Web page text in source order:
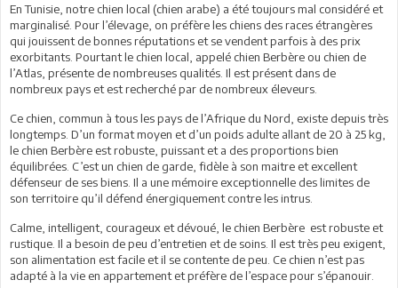
En Tunisie, notre chien local (chien arabe) a été toujours mal considéré et
marginalisé. Pour l’élevage, on préfère les chiens des races étrangères
qui jouissent de bonnes réputations et se vendent parfois à des prix
exorbitants. Pourtant le chien local, appelé chien Berbère ou chien de
l’Atlas, présente de nombreuses qualités. Il est présent dans de
nombreux pays et est recherché par de nombreux éleveurs.
Ce chien, commun à tous les pays de l’Afrique du Nord, existe depuis très
longtemps. D’un format moyen et d’un poids adulte allant de 20 à 25 kg,
le chien Berbère est robuste, puissant et a des proportions bien
équilibrées. C’est un chien de garde, fidèle à son maitre et excellent
défenseur de ses biens. Il a une mémoire exceptionnelle des limites de
son territoire qu’il défend énergiquement contre les intrus.
Calme, intelligent, courageux et dévoué, le chien Berbère est robuste et
rustique. Il a besoin de peu d’entretien et de soins. Il est très peu exigent,
son alimentation est facile et il se contente de peu. Ce chien n’est pas
adapté à la vie en appartement et préfère de l’espace pour s’épanouir.